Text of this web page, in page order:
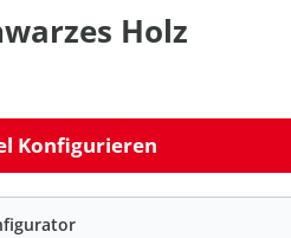
Holz
Konfigurieren